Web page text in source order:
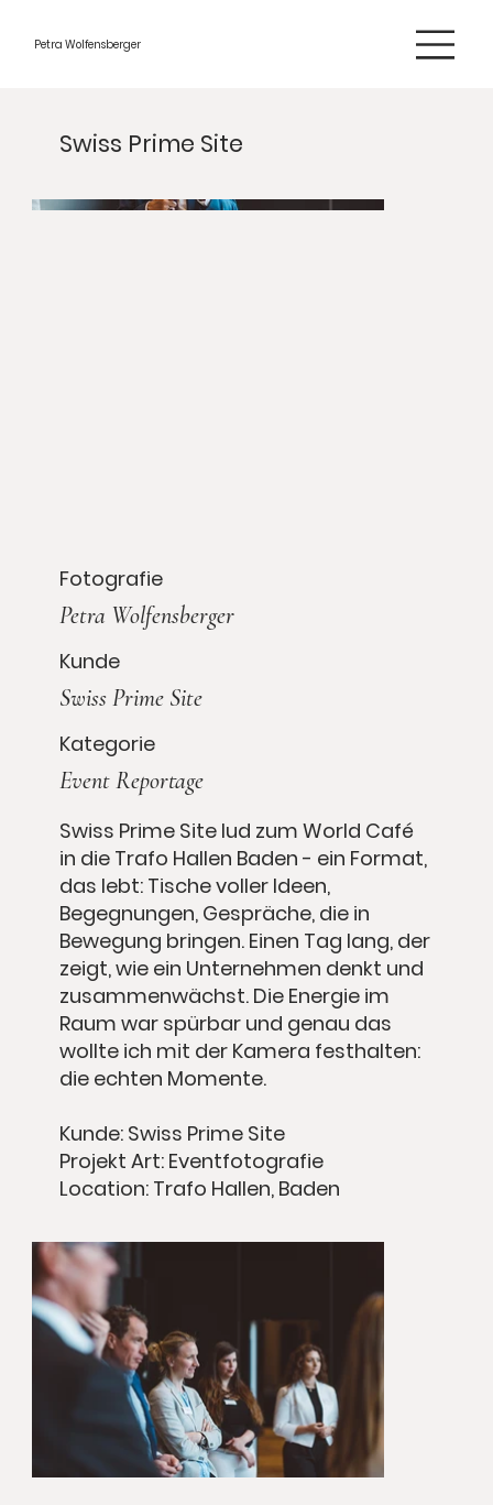
Petra Wolfensberger
Swiss Prime Site
Fotografie
Petra Wolfensberger
Kunde
Swiss Prime Site
Kategorie
Event Reportage
Swiss Prime Site lud zum World Café
in die Trafo Hallen Baden - ein Format,
das lebt: Tische voller Ideen,
Begegnungen, Gespräche, die in
Bewegung bringen. Einen Tag lang, der
zeigt, wie ein Unternehmen denkt und
zusammenwächst. Die Energie im
Raum war spürbar und genau das
wollte ich mit der Kamera festhalten:
die echten Momente.
Kunde: Swiss Prime Site
Projekt Art: Eventfotografie
Location: Trafo Hallen, Baden